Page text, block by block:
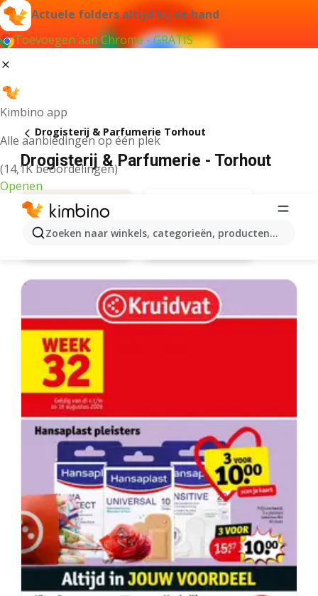
Actuele folders altijd bij de hand
Toevoegen aan Chrome - GRATIS
Kimbino app
Alle aanbiedingen op één plek
(14,1K beoordelingen)
Openen
Zoeken naar winkels, categorieën, producten...
Drogisterij & Parfumerie Torhout
Drogisterij & Parfumerie - Torhout